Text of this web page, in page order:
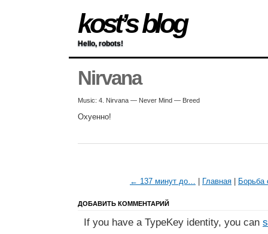
kost’s blog
Hello, robots!
Nirvana
Music: 4. Nirvana — Never Mind — Breed
Охуенно!
← 137 минут до… Главная Борьба
ДОБАВИТЬ КОММЕНТАРИЙ
If you have a TypeKey identity, you can